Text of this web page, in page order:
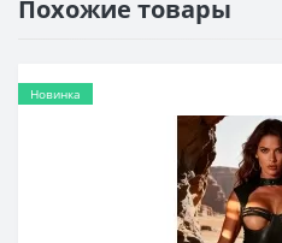
Похожие товары
Новинка